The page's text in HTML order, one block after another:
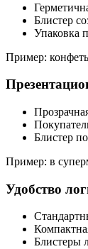
Блистер
Упаковка
Пример:
Блистер
Пример: в
Удобство
Блистеры